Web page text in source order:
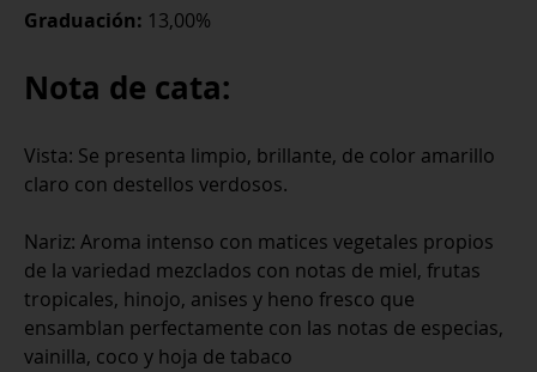
Graduación: 13,00%
Nota de cata:
Vista: Se presenta limpio, brillante, de color amarillo
claro con destellos verdosos.
Nariz: Aroma intenso con matices vegetales propios
de la variedad mezclados con notas de miel, frutas
tropicales, hinojo, anises y heno fresco que
ensamblan perfectamente con las notas de especias,
vainilla, coco y hoja de tabaco